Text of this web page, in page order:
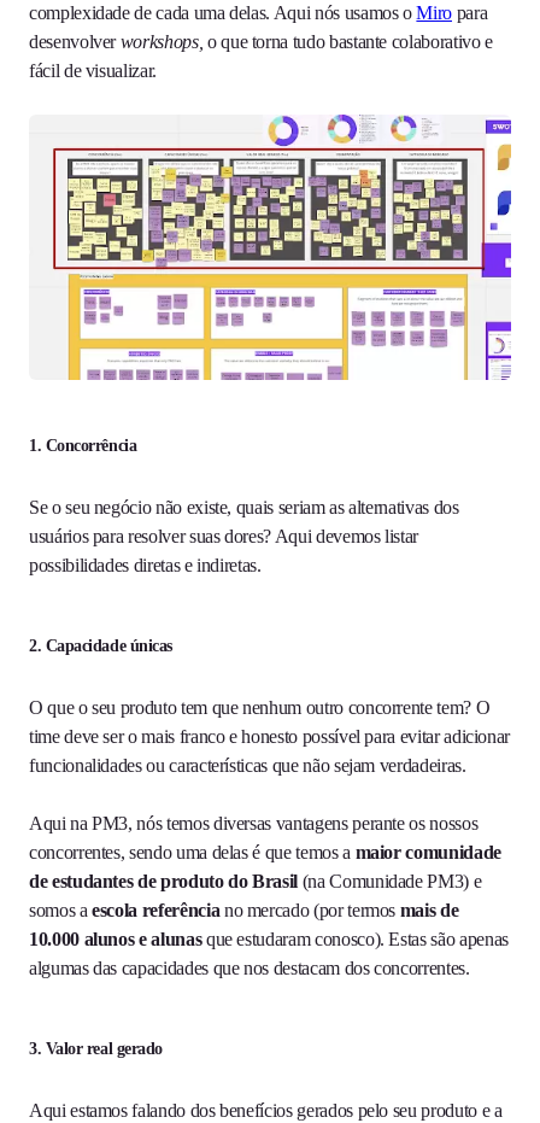
complexidade de cada uma delas. Aqui nós usamos oMiro para
desenvolverworkshops, o que torna tudo bastante colaborativo e
fácil de visualizar.
1. Concorrência
Se o seu negócio não existe, quais seriam as alternativas dos
usuários para resolver suas dores? Aqui devemos listar
possibilidades diretas e indiretas.
2. Capacidade únicas
O que o seu produto tem que nenhum outro concorrente tem? O
time deve ser o mais franco e honesto possível para evitar adicionar
funcionalidades ou características que não sejam verdadeiras.
Aqui na PM3, nós temos diversas vantagens perante os nossos
concorrentes, sendo uma delas é que temos a maior comunidade
de estudantes de produto do Brasil (na Comunidade PM3) e
somos aescola referência no mercado (por termos mais de
10.000 alunos e alunasque estudaram conosco). Estas são apenas
algumas das capacidades que nos destacam dos concorrentes.
3. Valor real gerado
Aqui estamos falando dos benefícios gerados pelo seu produto e a